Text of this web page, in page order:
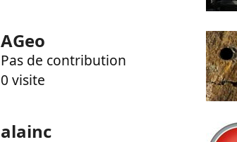
AGeo
Pas de contribution
0 visite
alainc